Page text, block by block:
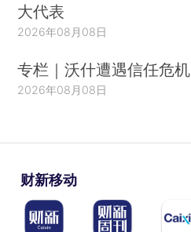
大代表
2026年08月08日
专栏｜沃什遭遇信任危机
2026年08月08日
财新移动